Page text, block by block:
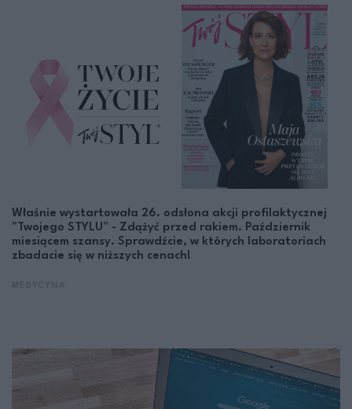
Właśnie wystartowała 26. odsłona akcji profilaktycznej
"Twojego STYLU" - Zdążyć przed rakiem. Październik
miesiącem szansy. Sprawdźcie, w których laboratoriach
zbadacie się w niższych cenach!